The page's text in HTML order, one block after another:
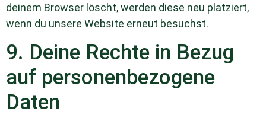
deinem Browser löscht, werden diese neu platziert,
wenn du unsere Website erneut besuchst.
9. Deine Rechte in Bezug
auf personenbezogene
Daten